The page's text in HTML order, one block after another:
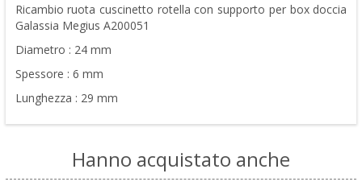
Ricambio ruota cuscinetto rotella con supporto per box doccia
Galassia Megius A200051
Diametro : 24 mm
Spessore : 6 mm
Lunghezza : 29 mm
Hanno acquistato anche